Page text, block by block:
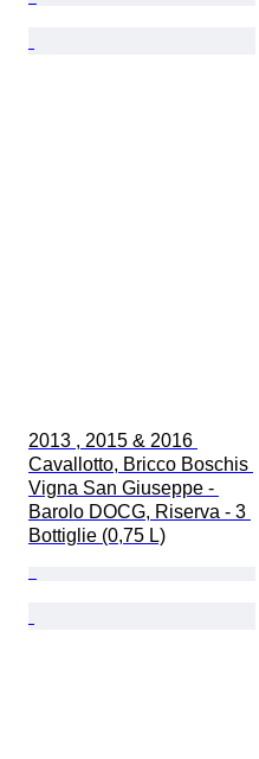
2013 , 2015 & 2016
Cavallotto, Bricco Boschis
Vigna San Giuseppe -
Barolo DOCG, Riserva - 3
Bottiglie (0,75 L)